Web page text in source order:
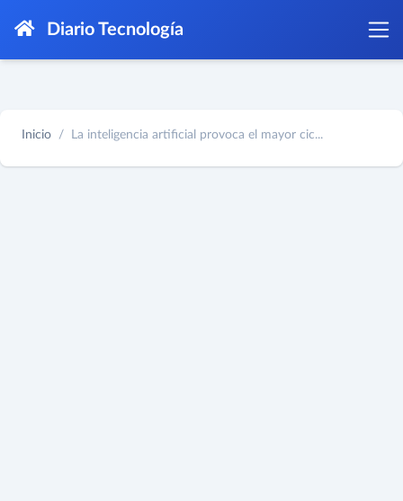
Diario Tecnología
Inicio La inteligencia artificial provoca el mayor cic...